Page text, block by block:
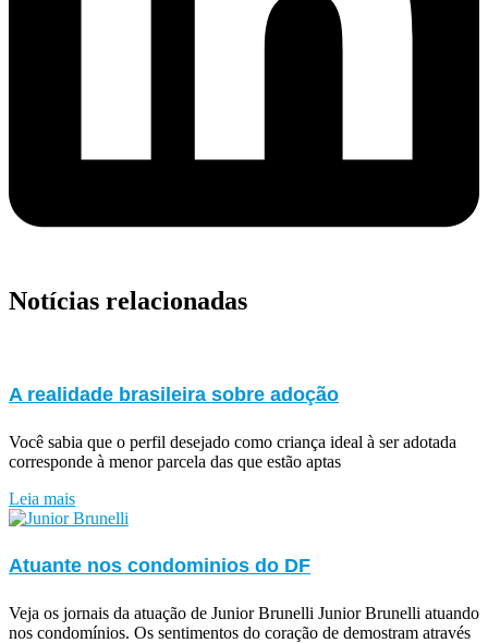
Notícias relacionadas
A realidade brasileira sobre adoção
Você sabia que o perfil desejado como criança ideal à ser adotada
corresponde à menor parcela das que estão aptas
Leia mais
Atuante nos condominios do DF
Veja os jornais da atuação de Junior Brunelli Junior Brunelli atuando
nos condomínios. Os sentimentos do coração de demostram através